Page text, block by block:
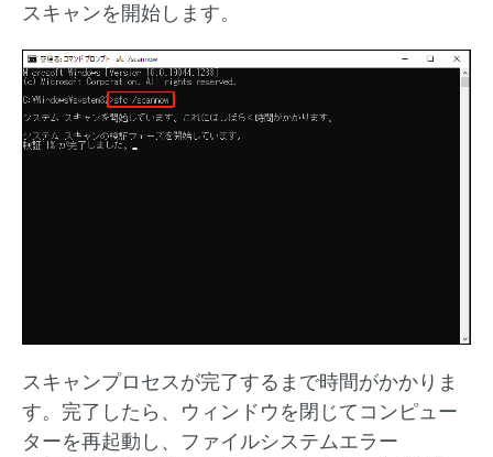
スキャンを開始します。
スキャンプロセスが完了するまで時間がかかりま
す。完了したら、ウィンドウを閉じてコンピュー
ターを再起動し、ファイルシステムエラー